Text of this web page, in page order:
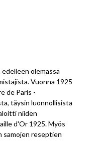
edelleen olemassa
Vuonna 1925
de Paris -
täysin luonnollisista
niiden
d'Or 1925. Myös
reseptien